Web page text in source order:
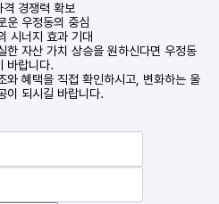
경쟁력 확보
운 우정동의 중심
시너지 효과 기대
한 자산 가치 상승을 원하신다면 우정동
바랍니다.
와 혜택을 직접 확인하시고, 변화하는 울
이 되시길 바랍니다.